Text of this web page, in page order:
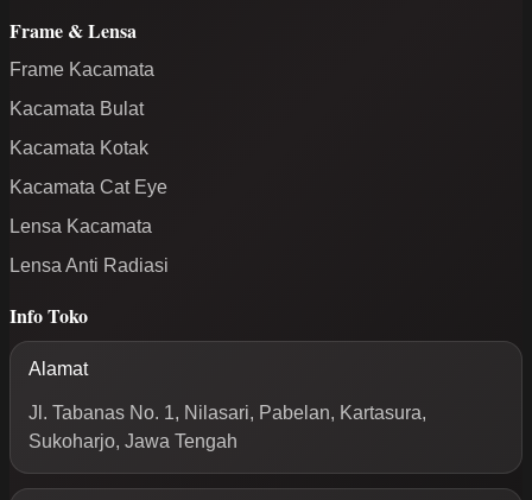
Frame & Lensa
Frame Kacamata
Kacamata Bulat
Kacamata Kotak
Kacamata Cat Eye
Lensa Kacamata
Lensa Anti Radiasi
Info Toko
Alamat
Jl. Tabanas No. 1, Nilasari, Pabelan, Kartasura,
Sukoharjo, Jawa Tengah